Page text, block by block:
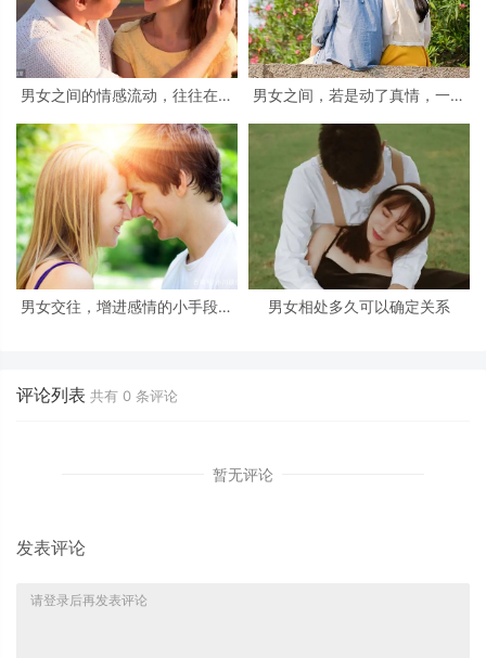
男女之间的情感流动，往往在这
男女之间，若是动了真情，一般
男女交往，增进感情的小手段：
男女相处多久可以确定关系
评论列表 共有 0 条评论
暂无评论
发表评论